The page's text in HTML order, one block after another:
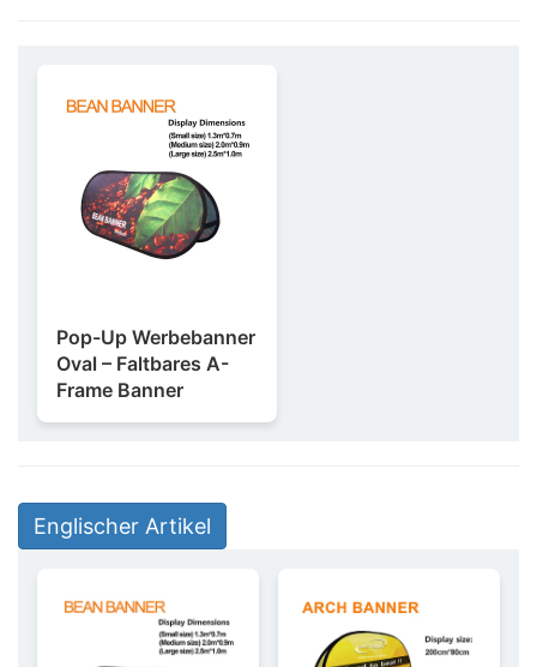
Pop-Up Werbebanner
Oval – Faltbares A-
Frame Banner
Englischer Artikel